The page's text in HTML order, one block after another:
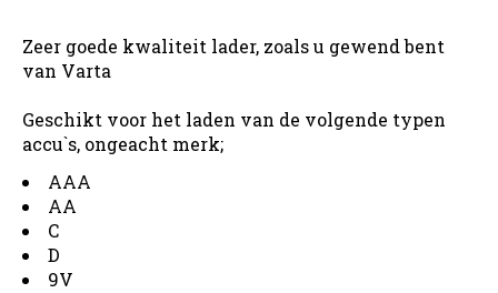
Zeer goede kwaliteit lader, zoals u gewend bent
van Varta
Geschikt voor het laden van de volgende typen
accu`s, ongeacht merk;
AAA
AA
C
D
9V